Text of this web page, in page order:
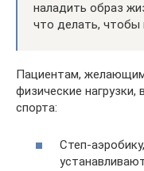
наладить образ
что делать, чтобы
Пациентам,
физические
спорта:
Степ-